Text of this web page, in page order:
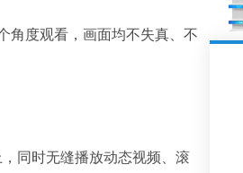
角度观看，画面均不失真、不
同时无缝播放动态视频、滚